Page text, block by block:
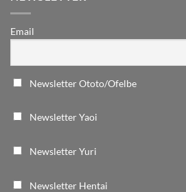
Email
Newsletter Ototo/Ofelbe
Newsletter Yaoi
Newsletter Yuri
Newsletter Hentai